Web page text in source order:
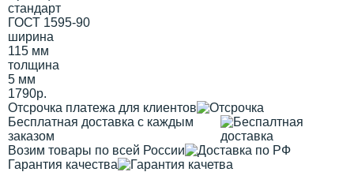
стандарт
ГОСТ 1595-90
ширина
115 мм
толщина
5 мм
1790р.
Отсрочка платежа для клиентов
Бесплатная доставка с каждым
заказом
Возим товары по всей России
Гарантия качества